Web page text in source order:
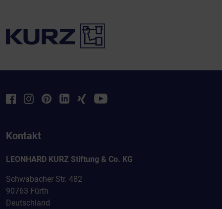
Kontakt
LEONHARD KURZ Stiftung & Co. KG
Schwabacher Str. 482
90763 Fürth
Deutschland